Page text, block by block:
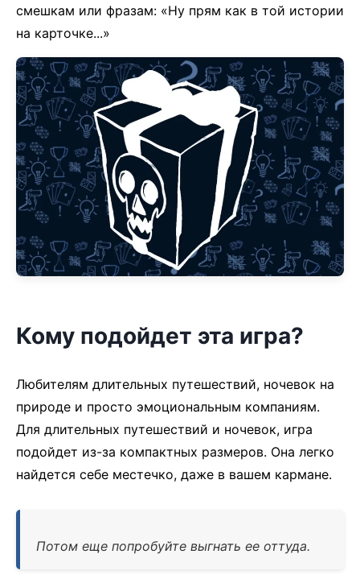
смешкам или фразам: «Ну прям как в той истории
на карточке...»
Кому подойдет эта игра?
Любителям длительных путешествий, ночевок на
природе и просто эмоциональным компаниям.
Для длительных путешествий и ночевок, игра
подойдет из-за компактных размеров. Она легко
найдется себе местечко, даже в вашем кармане.
Потом еще попробуйте выгнать ее оттуда.